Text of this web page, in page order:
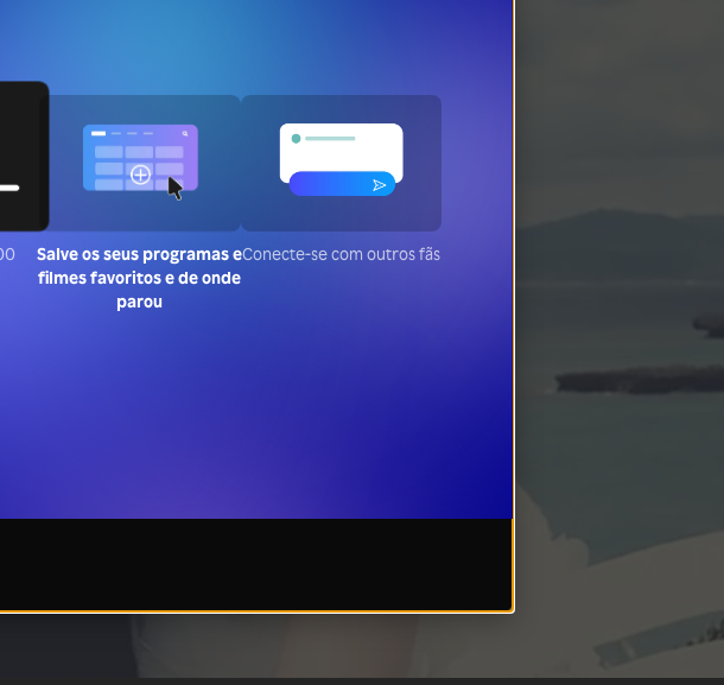
Salve os seus programas e
filmes favoritos e de onde
parou
Conecte-se com outros fãs